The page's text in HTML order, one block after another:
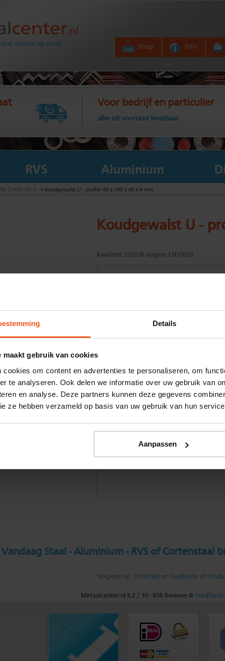
Details
maakt gebruik van cookies
cookies om content en advertenties te personaliseren, om
te analyseren. Ook delen we informatie over uw gebruik van
en analyse. Deze partners kunnen deze gegevens
ze hebben verzameld op basis van uw gebruik van hun
Aanpassen
snel metaal op maat Shop Info
Voor bedrijf en particulier
alles uit voorraad leverbaar.
RVS Aluminium
3 mm en > > Koudgewalst U - profiel 60 x 160 x 60 x 6 mm
BTW, gratis
excl. BTW
Koudgewalst U -
Kwaliteit: S235JR volgens EN10025
Gewenste
mm
Materiaalkosten
0,00
Alle bedragen zijn excl. 21% BTW
Vandaag Staal - Aluminium - RVS of Cortenstaal
Volg ons op : Pinterest en Facebook of
Metaalcenter.nl 9,2 / 10 -856 Reviews @